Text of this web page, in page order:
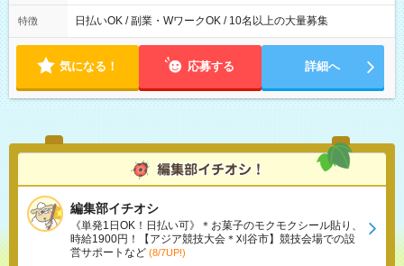
特徴 日払いOK / 副業・WワークOK / 10名以上の大量募集
気になる！ 応募する 詳細へ
編集部イチオシ
《単発1日OK！日払い可》＊お菓子のモクモクシール貼り、
時給1900円！【アジア競技大会＊刈谷市】競技会場での設
営サポートなど (8/7UP!)